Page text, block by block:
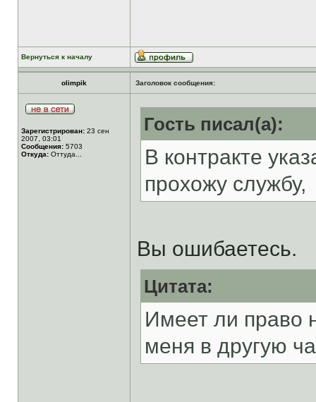
Вернуться к началу
olimpik Заголовок сообщения:
Зарегистрирован: 23 сен
2007, 03:01
Сообщения: 5703
Откуда: Оттуда...
Гость писал(а):
В контракте
прохожу службу,
Вы ошибаетесь.
Цитата:
Имеет ли право
меня в другую